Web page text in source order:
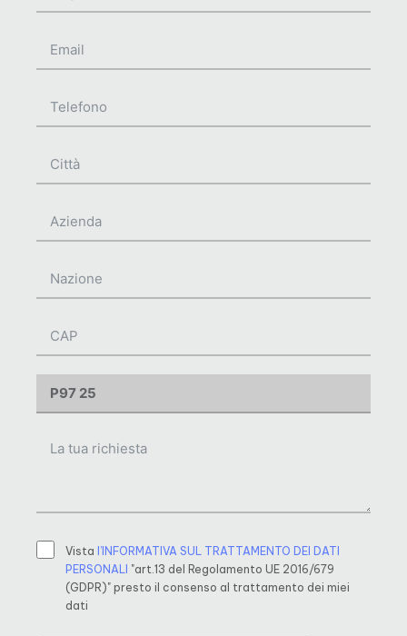
Vista l’INFORMATIVA SUL TRATTAMENTO DEI DATI
PERSONALI
"art.13 del Regolamento UE 2016/679
(GDPR)" presto il consenso al trattamento dei miei
dati